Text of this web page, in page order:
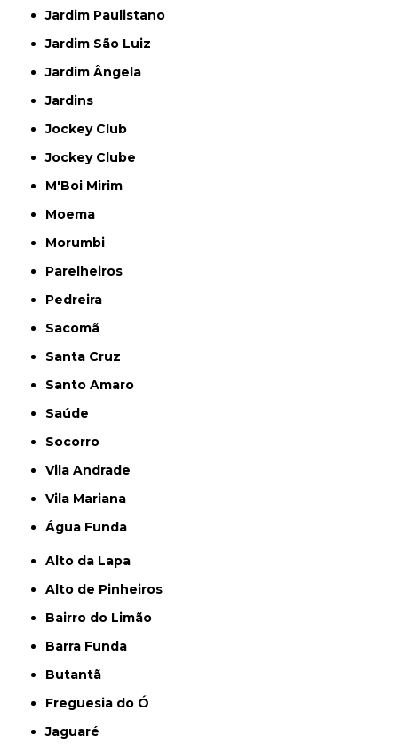
Jardim Paulistano
Jardim São Luiz
Jardim Ângela
Jardins
Jockey Club
Jockey Clube
M'Boi Mirim
Moema
Morumbi
Parelheiros
Pedreira
Sacomã
Santa Cruz
Santo Amaro
Saúde
Socorro
Vila Andrade
Vila Mariana
Água Funda
Alto da Lapa
Alto de Pinheiros
Bairro do Limão
Barra Funda
Butantã
Freguesia do Ó
Jaguaré